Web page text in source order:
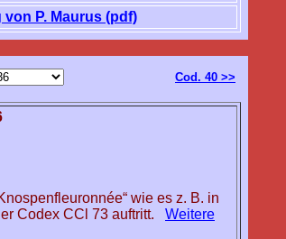
von P. Maurus (pdf)
Cod. 40 >>
wie es z. B. in
Codex CCl 73 auftritt. Weitere